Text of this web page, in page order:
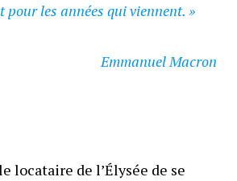
pour les années qui viennent. »
Emmanuel Macron
locataire de l’Élysée de se